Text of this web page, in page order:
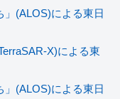
」(ALOS)による東日
X)による東
」(ALOS)による東日